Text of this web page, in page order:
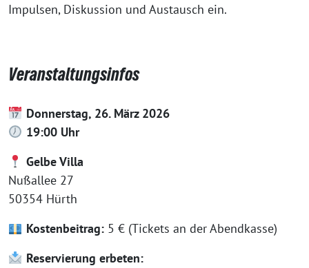
Impulsen, Diskussion und Austausch ein.
Veranstaltungsinfos
Donnerstag, 26. März 2026
19:00 Uhr
Gelbe Villa
Nußallee 27
50354 Hürth
Kostenbeitrag:5 € (Tickets an der Abendkasse)
Reservierung erbeten: